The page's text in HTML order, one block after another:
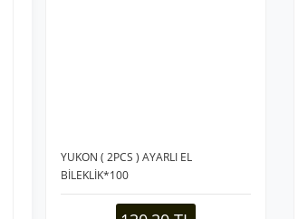
YUKON ( 2PCS ) AYARLI EL
BİLEKLİK*100